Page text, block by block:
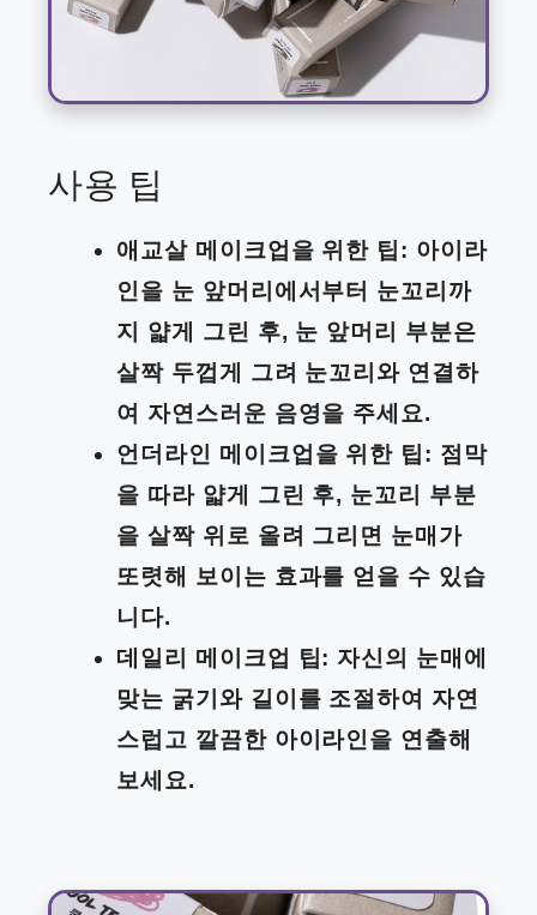
사용 팁
애교살 메이크업을 위한 팁: 아이라
인을 눈 앞머리에서부터 눈꼬리까
지 얇게 그린 후, 눈 앞머리 부분은
살짝 두껍게 그려 눈꼬리와 연결하
여 자연스러운 음영을 주세요.
언더라인 메이크업을 위한 팁: 점막
을 따라 얇게 그린 후, 눈꼬리 부분
을 살짝 위로 올려 그리면 눈매가
또렷해 보이는 효과를 얻을 수 있습
니다.
데일리 메이크업 팁: 자신의 눈매에
맞는 굵기와 길이를 조절하여 자연
스럽고 깔끔한 아이라인을 연출해
보세요.